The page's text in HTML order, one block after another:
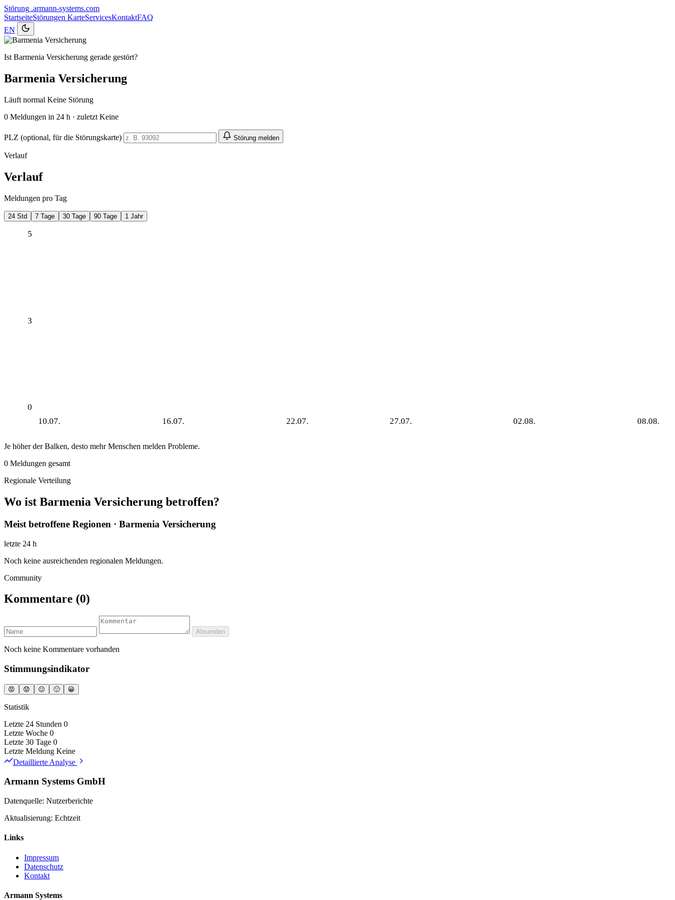
Störung .armann-systems.com
StartseiteStörungen KarteServicesKontaktFAQ
EN
Ist Barmenia Versicherung gerade gestört?
Barmenia Versicherung
Läuft normal Keine Störung
0 Meldungen in 24 h · zuletzt Keine
PLZ (optional, für die Störungskarte) Störung melden
Verlauf
Verlauf
Meldungen pro Tag
24 Std 7 Tage 30 Tage 90 Tage 1 Jahr
0
3
5
10.07. 16.07. 22.07. 27.07. 02.08. 08.08.
Je höher der Balken, desto mehr Menschen melden Probleme.
0 Meldungen gesamt
Regionale Verteilung
Wo ist Barmenia Versicherung betroffen?
Meist betroffene Regionen · Barmenia Versicherung
letzte 24 h
Noch keine ausreichenden regionalen Meldungen.
Community
Kommentare (0)
Absenden
Noch keine Kommentare vorhanden
Stimmungsindikator
😡 😟 😐 🙂 😀
Statistik
Letzte 24 Stunden 0
Letzte Woche 0
Letzte 30 Tage 0
Letzte Meldung Keine
Detaillierte Analyse
Armann Systems GmbH
Datenquelle: Nutzerberichte
Aktualisierung: Echtzeit
Links
Impressum
Datenschutz
Kontakt
Armann Systems